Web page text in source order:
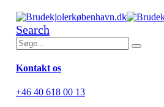
Search
Kontakt os
+46 40 618 00 13